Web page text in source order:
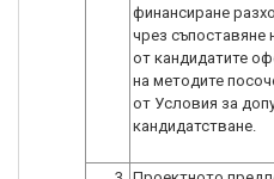
финансиране
чрез съпоставяне
от кандидатите
на методите
от Условия за
кандидатстване.